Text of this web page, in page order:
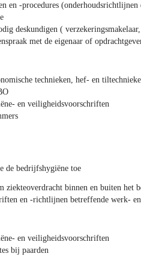
en -procedures (onderhoudsrichtlijnen
deskundigen (
met de eigenaar of
technieken, hef- en
en veiligheidsvoorschriften
de bedrijfshygiëne toe
ziekteoverdracht binnen en buiten het
en -richtlijnen betreffende werk-
en veiligheidsvoorschriften
bij paarden